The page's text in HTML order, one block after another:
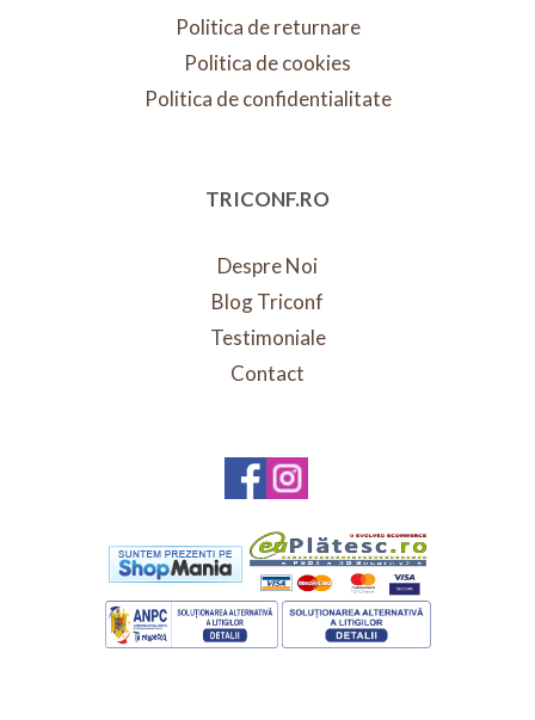
Politica de returnare
Politica de cookies
Politica de confidentialitate
TRICONF.RO
Despre Noi
Blog Triconf
Testimoniale
Contact